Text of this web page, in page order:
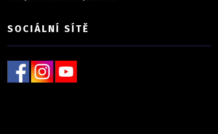
SOCIÁLNÍ SÍTĚ